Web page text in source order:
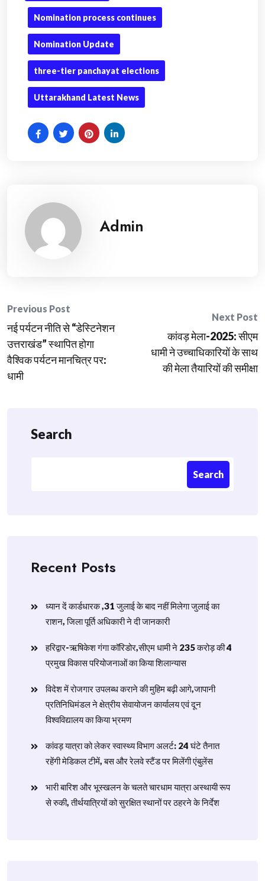
Nomination process continues
Nomination Update
three-tier panchayat elections
Uttarakhand Latest News
Admin
Post
navigation
Previous Post
नई पर्यटन नीति से “डेस्टिनेशन
उत्तराखंड” स्थापित होगा
वैश्विक पर्यटन मानचित्र पर:
धामी
Next Post
कांवड़ मेला-2025: सीएम
धामी ने उच्चाधिकारियों के साथ
की मेला तैयारियों की समीक्षा
Search
Search
Recent Posts
ध्यान दें कार्डधारक ,31 जुलाई के बाद नहीं मिलेगा जुलाई का
राशन, जिला पूर्ति अधिकारी ने दी जानकारी
हरिद्वार-ऋषिकेश गंगा कॉरिडोर,सीएम धामी ने 235 करोड़ की 4
प्रमुख विकास परियोजनाओं का किया शिलान्यास
विदेश में रोजगार उपलब्ध कराने की मुहिम बढ़ी आगे,जापानी
प्रतिनिधिमंडल ने क्षेत्रीय सेवायोजन कार्यालय एवं दून
विश्वविद्यालय का किया भ्रमण
​कांवड़ यात्रा को लेकर स्वास्थ्य विभाग अलर्ट: 24 घंटे तैनात
रहेंगी मेडिकल टीमें, बस और रेलवे स्टैंड पर मिलेंगी एंबुलेंस
​भारी बारिश और भूस्खलन के चलते चारधाम यात्रा अस्थायी रूप
से रुकी, तीर्थयात्रियों को सुरक्षित स्थानों पर ठहरने के निर्देश